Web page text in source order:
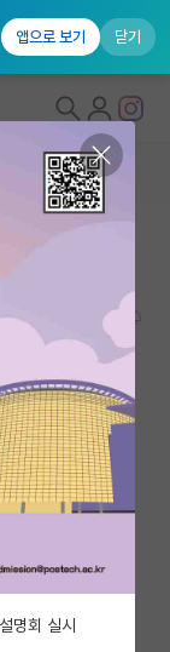
앱으로 보기 닫기
명회 실시